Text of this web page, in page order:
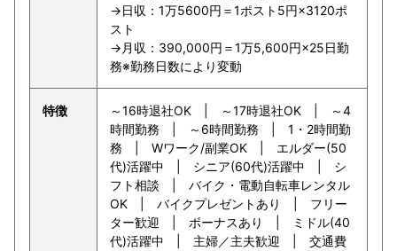
→日収：1万5600円＝1ポスト5円×3120ポ
スト
→月収：390,000円＝1万5,600円×25日勤
務※勤務日数により変動
特徴
～16時退社OK | ～17時退社OK | ～4
時間勤務 | ～6時間勤務 | 1・2時間勤
務 | Wワーク/副業OK | エルダー(50
代)活躍中 | シニア(60代)活躍中 | シ
フト相談 | バイク・電動自転車レンタル
OK | バイクプレゼントあり | フリー
ター歓迎 | ボーナスあり | ミドル(40
代)活躍中 | 主婦／主夫歓迎 | 交通費